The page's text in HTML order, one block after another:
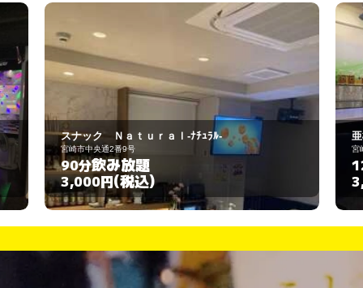
スナック Ｎａｔｕｒａｌ-ﾅﾁｭﾗﾙ-
宮崎市中央通2番9号
90分飲み放題
3,000円(税込)
亜
宮